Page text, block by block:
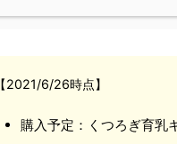
【2021/6/26時点】
購入予定：くつろぎ育乳